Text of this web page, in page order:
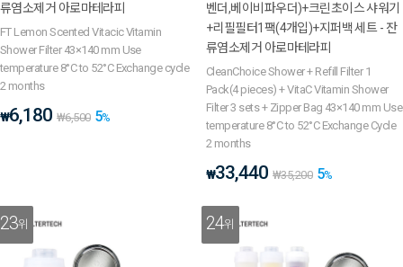
류염소제거 아로마테라피
FT Lemon Scented Vitacic Vitamin
Shower Filter 43×140 mm Use
temperature 8°C to 52°C Exchange cycle
2 months
₩6,180 ₩6,500 5%
벤더,베이비파우더)+크린초이스 샤워기
+리필필터1팩(4개입)+지퍼백 세트 - 잔
류염소제거 아로마테라피
CleanChoice Shower + Refill Filter 1
Pack(4 pieces) + VitaC Vitamin Shower
Filter 3 sets + Zipper Bag 43×140 mm Use
temperature 8°C to 52°C Exchange Cycle
2 months
₩33,440 ₩35,200 5%
23위 24위